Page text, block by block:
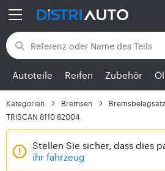
Zurück zu den Kategorien
Autoteile Reifen Zubehör Öl
Kategorien Bremsen
TRISCAN 8110 82004
Stellen Sie sicher, dass dies
ihr fahrzeug